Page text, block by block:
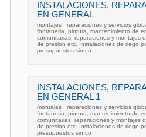
INSTALACIONES,
EN GENERAL
montajes , reparaciones y servicios
fontaneria, pintura, mantenimiento de
comunitarias, reparaciones y montajes
de presion etc. Instalaciones de riego
presupuestos sin co
INSTALACIONES,
EN GENERAL 1
montajes , reparaciones y servicios
fontaneria, pintura, mantenimiento de
comunitarias, reparaciones y montajes
de presion etc. Instalaciones de riego
presupuestos sin co